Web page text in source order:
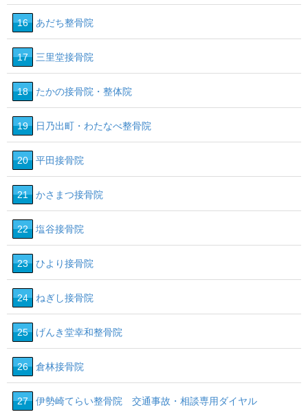
16 あだち整骨院
17 三里堂接骨院
18 たかの接骨院・整体院
19 日乃出町・わたなべ整骨院
20 平田接骨院
21 かさまつ接骨院
22 塩谷接骨院
23 ひより接骨院
24 ねぎし接骨院
25 げんき堂幸和整骨院
26 倉林接骨院
27 伊勢崎てらい整骨院 交通事故・相談専用ダイヤル